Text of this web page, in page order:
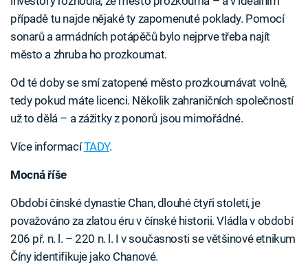
případě tu najde nějaké ty zapomenuté poklady. Pomocí
sonarů a armádních potápěčů bylo nejprve třeba najít
město a zhruba ho prozkoumat.
Od té doby se smí zatopené město prozkoumávat volně,
tedy pokud máte licenci. Několik zahraničních společností
už to dělá – a zážitky z ponorů jsou mimořádné.
Více informacíTADY.
Mocná říše
Období čínské dynastie Chan, dlouhé čtyři století, je
považováno za zlatou éru v čínské historii. Vládla v období
206 př. n. l. – 220 n. l. I v současnosti se většinové etnikum
Číny identifikuje jako Chanové.